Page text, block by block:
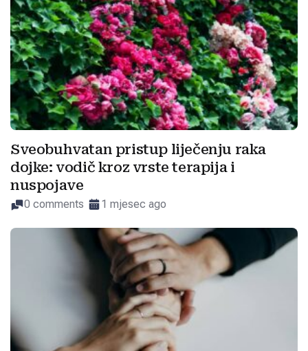
Sveobuhvatan pristup liječenju raka
dojke: vodič kroz vrste terapija i
nuspojave
0 comments 1 mjesec ago